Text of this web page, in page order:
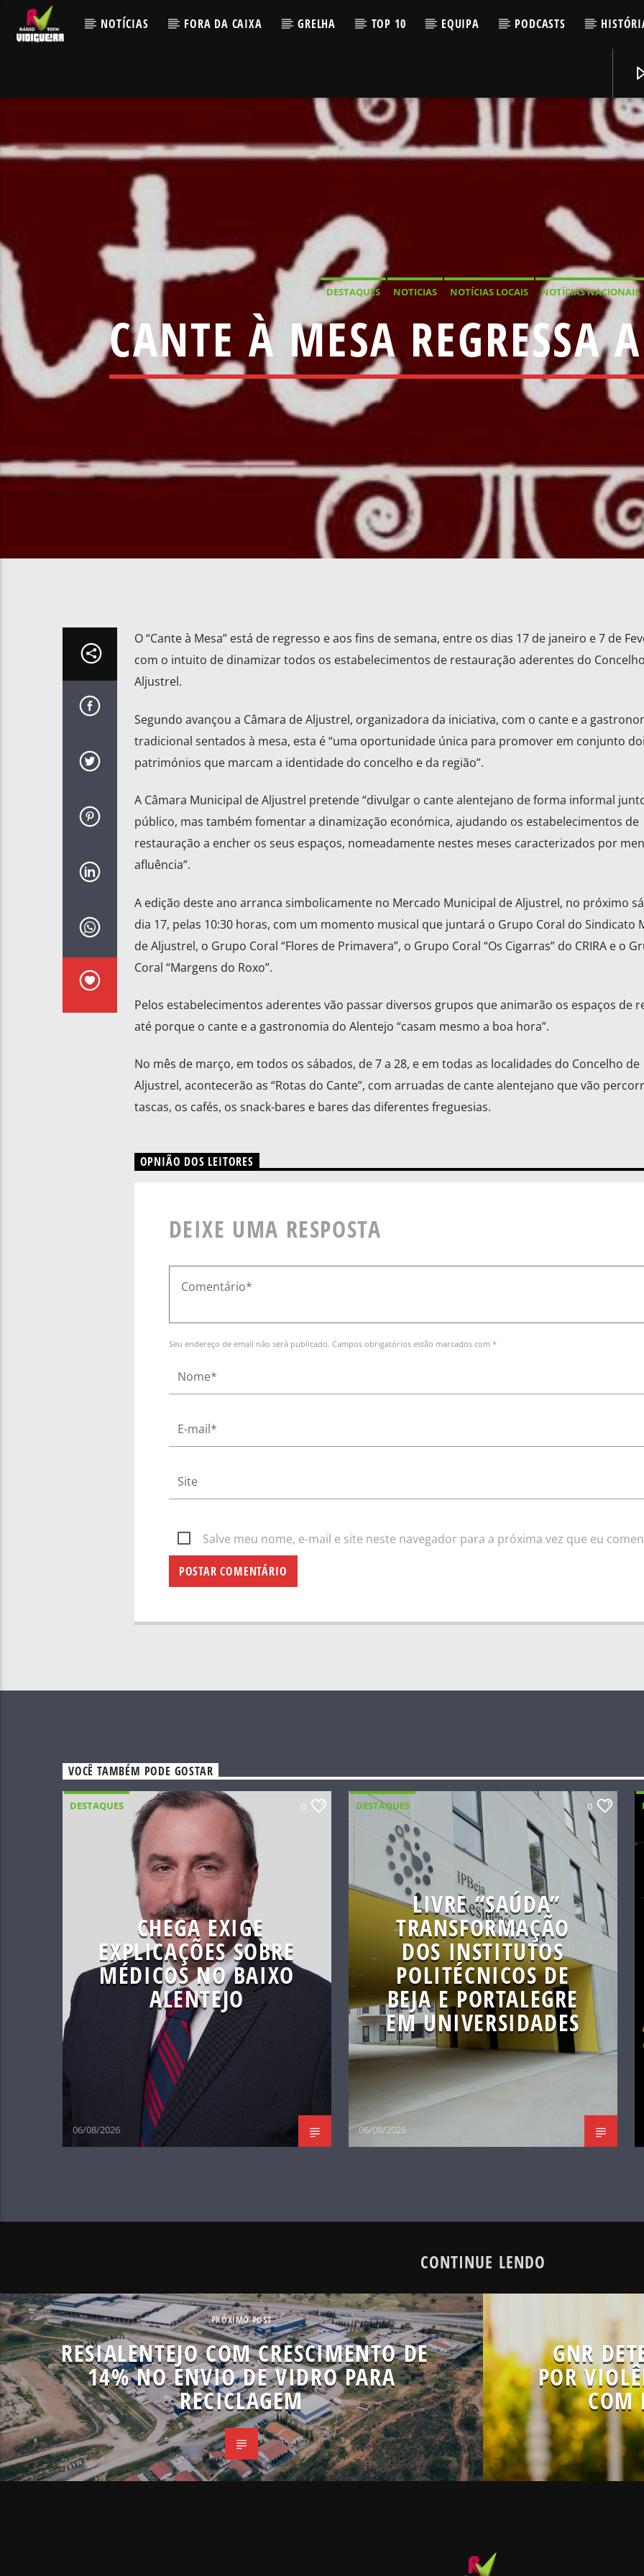
NOTÍCIAS FORA DA CAIXA GRELHA TOP 10 EQUIPA PODCASTS
DESTAQUES NOTICIAS NOTÍCIAS LOCAIS NOTÍCIAS NACIONAIS
CANTE À MESA REGRESSA
O “Cante à Mesa” está de regresso e aos fins de semana, entre os dias 17 de janeiro e 7 de
com o intuito de dinamizar todos os estabelecimentos de restauração aderentes do
Aljustrel.
Segundo avançou a Câmara de Aljustrel, organizadora da iniciativa, com o cante e a
tradicional sentados à mesa, esta é “uma oportunidade única para promover em conjunto
patrimónios que marcam a identidade do concelho e da região”.
A Câmara Municipal de Aljustrel pretende “divulgar o cante alentejano de forma informal
público, mas também fomentar a dinamização económica, ajudando os estabelecimentos de
restauração a encher os seus espaços, nomeadamente nestes meses caracterizados por
afluência”.
A edição deste ano arranca simbolicamente no Mercado Municipal de Aljustrel, no próximo
dia 17, pelas 10:30 horas, com um momento musical que juntará o Grupo Coral do Sindicato
de Aljustrel, o Grupo Coral “Flores de Primavera”, o Grupo Coral “Os Cigarras” do CRIRA e o
Coral “Margens do Roxo”.
Pelos estabelecimentos aderentes vão passar diversos grupos que animarão os espaços de
até porque o cante e a gastronomia do Alentejo “casam mesmo a boa hora”.
No mês de março, em todos os sábados, de 7 a 28, e em todas as localidades do Concelho de
Aljustrel, acontecerão as “Rotas do Cante”, com arruadas de cante alentejano que vão
tascas, os cafés, os snack-bares e bares das diferentes freguesias.
OPNIÃO DOS LEITORES
DEIXE UMA RESPOSTA
Seu endereço de email não será publicado. Campos obrigatórios estão marcados com *
Salve meu nome, e-mail e site neste navegador para a próxima vez que eu
VOCÊ TAMBÉM PODE GOSTAR
DESTAQUES 0
CHEGA EXIGE
EXPLICAÇÕES SOBRE
MÉDICOS NO BAIXO
ALENTEJO
06/08/2026
DESTAQUES 0
LIVRE “SAÚDA”
TRANSFORMAÇÃO
DOS INSTITUTOS
POLITÉCNICOS DE
BEJA E PORTALEGRE
EM UNIVERSIDADES
06/08/2026
CONTINUE LENDO
PRÓXIMO POST
RESIALENTEJO COM CRESCIMENTO DE
14% NO ENVIO DE VIDRO PARA
RECICLAGEM
GNR
POR
COM